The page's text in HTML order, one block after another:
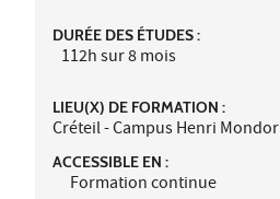
DURÉE DES ÉTUDES :
112h sur 8 mois
LIEU(X) DE FORMATION :
Créteil - Campus Henri Mondor
ACCESSIBLE EN :
Formation continue